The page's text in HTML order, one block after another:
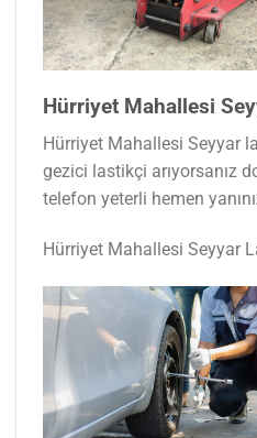
Hürriyet Mahallesi
Hürriyet Mahallesi Seyyar
gezici lastikçi arıyorsanız
telefon yeterli hemen
Hürriyet Mahallesi Seyyar